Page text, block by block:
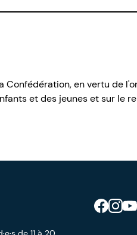
Confédération, en vertu de
et des jeunes et sur le